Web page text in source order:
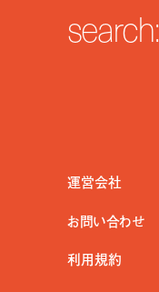
search:
運営会社
お問い合わせ
利用規約